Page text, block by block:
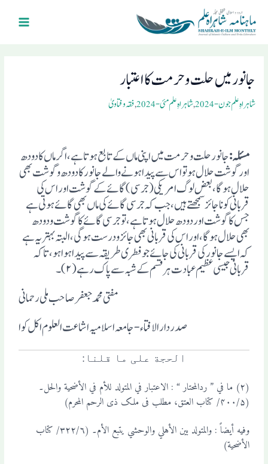
content
جانورمیں حلت وحرمت کا اعتبار
شاہراہِ علم جون- 2024 ,شاہراہِ علم مئی- 2024 ,فقہ و فتاویٰ
مسئلہ:جانور حلت وحرمت میں اپنی ماں کے تابع ہوتاہے، اگر ماں کا دودھ
اور گوشت حلال ہو تو اس سے پیدا ہونے والے جانور کا دودھ وگوشت بھی
حلال ہوگا، بعض لوگ امریکی (جرسی) گائے کے گوشت اور اس کی
قربانی کو ناجائز سمجھتے ہیں، جب کہ جرسی گائے کی ماں بھی گائے ہوتی ہے
جس کا گوشت اور دودھ حلال ہوتاہے، تو جرسی گائے کا گوشت ودودھ
بھی حلال ہوگا، اور اس کی قربانی بھی جائز ودرست ہوگی، البتہ بہتر یہ ہے
کہ ایسے جانور کی قربانی کی جائے جو فطری طریقہ سے پیدا ہوا ہو، تاکہ
قربانی جیسی عظیم عباد ت ہر قسم کے شبہ سے پاک رہے(۲)۔
مفتی محمد جعفر صاحب ملی رحمانی
صدر دار الافتاء-جامعہ اسلامیہ اشاعت العلوم اکل کوا
الحجة علی ما قلنا:
(۲) ما في ” ردالمحتار “ : الاعتبار في المتولد للأم في الأضحیة والحل۔
(۴۰۰/۵/ کتاب العتق، مطلب فی ملک ذی الرحم المحرم)
وفیه أیضاً : والمتولد بین الأہلي والوحشي یتبع الأم۔ (۳۲۲/۶/ کتاب
الأضحیة)